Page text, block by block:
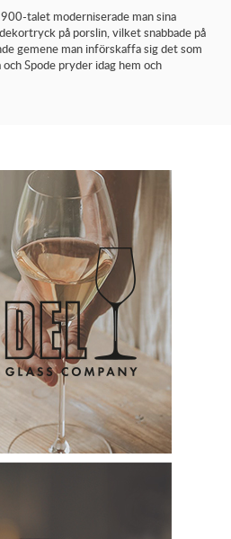
talet moderniserade man sina
på porslin, vilket snabbade på
gemene man införskaffa sig det som
Spode pryder idag hem och